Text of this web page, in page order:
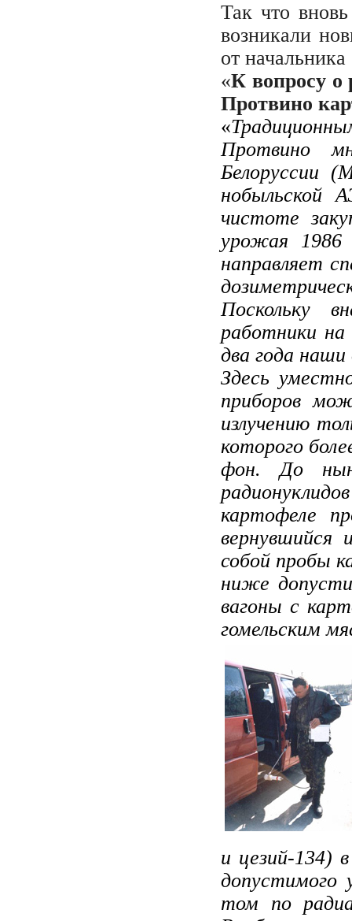
Так что
возникали
от
«К вопросу о
Протвино
«
Протвино
Белоруссии
нобыльской
чисто­те
урожая 1986
направля­ет
Поскольку
работники на
два года
Здесь
приборов
излучению
ко­торого
фон. До
картофеле
вернувшийся
собой пробы
ниже
вагоны с
гомельским
и цезий-134)
допустимого
том по